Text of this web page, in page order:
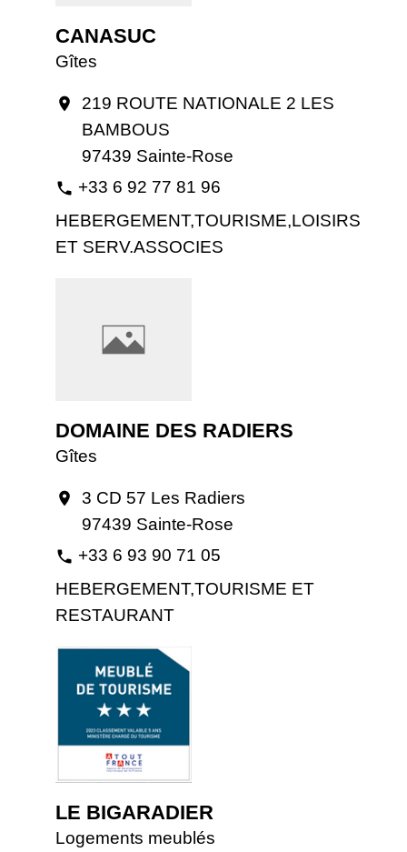
CANASUC
Gîtes
location_on
219 ROUTE NATIONALE 2 LES
BAMBOUS
97439 Sainte-Rose
phone +33 6 92 77 81 96
HEBERGEMENT,TOURISME,LOISIRS
ET SERV.ASSOCIES
DOMAINE DES RADIERS
Gîtes
location_on
3 CD 57 Les Radiers
97439 Sainte-Rose
phone +33 6 93 90 71 05
HEBERGEMENT,TOURISME ET
RESTAURANT
LE BIGARADIER
Logements meublés